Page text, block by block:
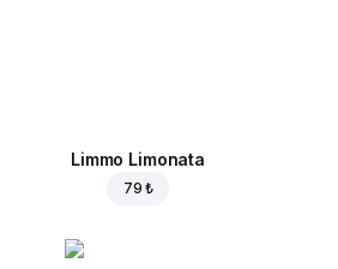
Limmo Limonata
79 ₺